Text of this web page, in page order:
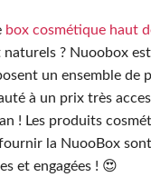
box cosmétique haut
? Nuoobox
un ensemble de
à un prix très
! Les produits
la NuooBox
et engagées ! 😍